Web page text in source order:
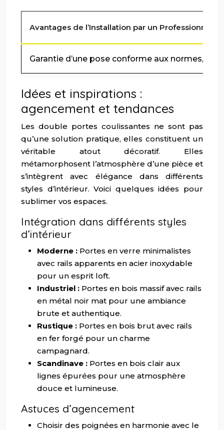
Avantages de l’Installation par un Professionnel
Garantie d’une pose conforme aux normes,
Idées et inspirations :
agencement et tendances
Les double portes coulissantes ne sont pas
qu’une solution pratique, elles constituent un
véritable atout décoratif. Elles
métamorphosent l’atmosphère d’une pièce et
s’intègrent avec élégance dans différents
styles d’intérieur. Voici quelques idées pour
sublimer vos espaces.
Intégration dans différents styles
d’intérieur
Moderne : Portes en verre minimalistes
avec rails apparents en acier inoxydable
pour un esprit loft.
Industriel : Portes en bois massif avec rails
en métal noir mat pour une ambiance
brute et authentique.
Rustique : Portes en bois brut avec rails
en fer forgé pour un charme
campagnard.
Scandinave : Portes en bois clair aux
lignes épurées pour une atmosphère
douce et lumineuse.
Astuces d’agencement
Choisir des poignées en harmonie avec le